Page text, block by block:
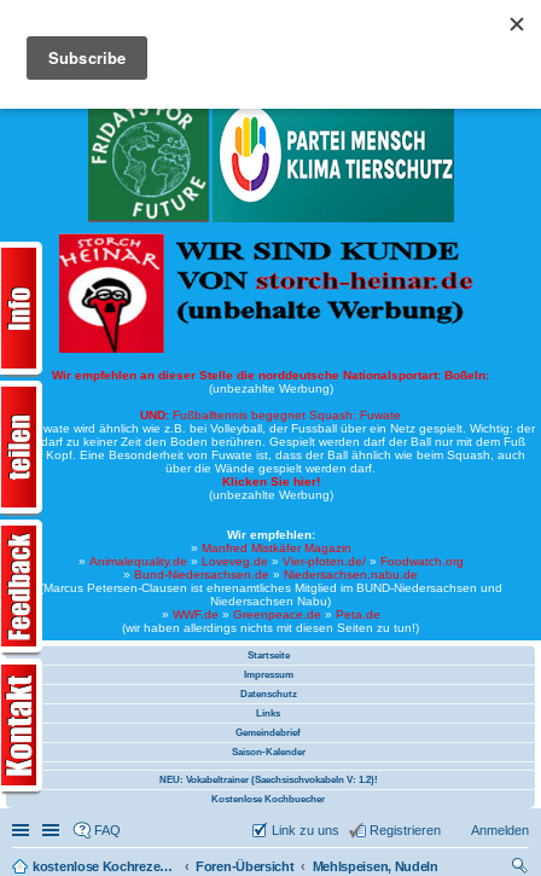
Wir empfehlen an dieser Stelle die norddeutsche Nationalsportart: Boßeln:
(unbezahlte Werbung)
UND: Fußballtennis begegnet Squash: Fuwate
Bei Fuwate wird ähnlich wie z.B. bei Volleyball, der Fussball über ein Netz gespielt. Wichtig: der
Ball darf zu keiner Zeit den Boden berühren. Gespielt werden darf der Ball nur mit dem Fuß
oder Kopf. Eine Besonderheit von Fuwate ist, dass der Ball ähnlich wie beim Squash, auch
über die Wände gespielt werden darf.
Klicken Sie hier!
(unbezahlte Werbung)
Wir empfehlen:
» Manfred Mistkäfer Magazin
» Animalequality.de » Loveveg.de » Vier-pfoten.de/» Foodwatch.org
» Bund-Niedersachsen.de » Niedersachsen.nabu.de
(Marcus Petersen-Clausen ist ehrenamtliches Mitglied im BUND-Niedersachsen und
Niedersachsen Nabu)
» WWF.de » Greenpeace.de » Peta.de
(wir haben allerdings nichts mit diesen Seiten zu tun!)
Startseite
Impressum
Datenschutz
Links
Gemeindebrief
Saison-Kalender
NEU: Vokabeltrainer (Saechsischvokabeln V: 1.2)!
Kostenlose Kochbuecher
Schnellzugriff
Linkliste
FAQ Anmelden
Registrieren
Link zu uns
kostenlose Kochrezepte und kostenlose Kochbücher Foren-Übersicht
Mehlspeisen, Nudeln